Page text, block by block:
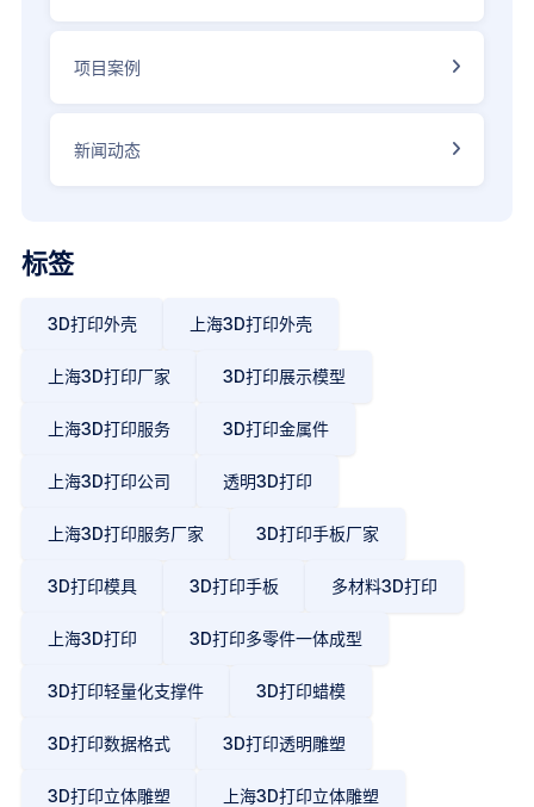
项目案例
新闻动态
标签
3D打印外壳 上海3D打印外壳
上海3D打印厂家 3D打印展示模型
上海3D打印服务 3D打印金属件
上海3D打印公司 透明3D打印
上海3D打印服务厂家 3D打印手板厂家
3D打印模具 3D打印手板 多材料3D打印
上海3D打印 3D打印多零件一体成型
3D打印轻量化支撑件 3D打印蜡模
3D打印数据格式 3D打印透明雕塑
3D打印立体雕塑 上海3D打印立体雕塑